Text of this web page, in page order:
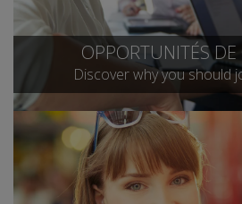
OPPORTUNITÉS DE
Discover why you should